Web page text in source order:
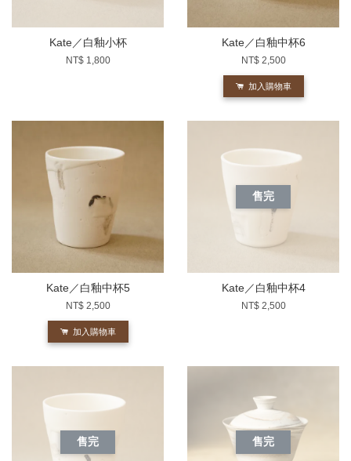
Kate／白釉小杯
NT$ 1,800
Kate／白釉中杯6
NT$ 2,500
加入購物車
Kate／白釉中杯5
NT$ 2,500
加入購物車
售完
Kate／白釉中杯4
NT$ 2,500
售完 售完